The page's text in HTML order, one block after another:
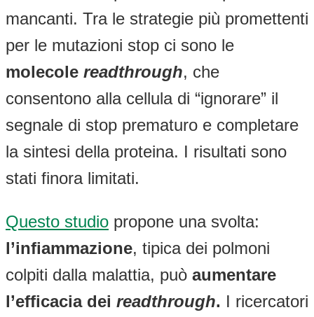
mancanti. Tra le strategie più promettenti
per le mutazioni stop ci sono le
molecole readthrough, che
consentono alla cellula di “ignorare” il
segnale di stop prematuro e completare
la sintesi della proteina. I risultati sono
stati finora limitati.
Questo studio propone una svolta:
l’infiammazione, tipica dei polmoni
colpiti dalla malattia, può aumentare
l’efficacia dei readthrough. I ricercatori